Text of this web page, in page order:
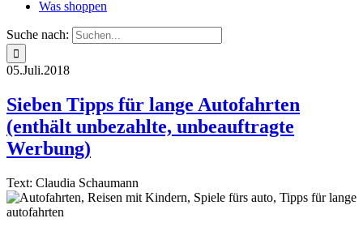
Was shoppen
Suche nach:
05.Juli.2018
Sieben Tipps für lange Autofahrten
(enthält unbezahlte, unbeauftragte
Werbung)
Text: Claudia Schaumann